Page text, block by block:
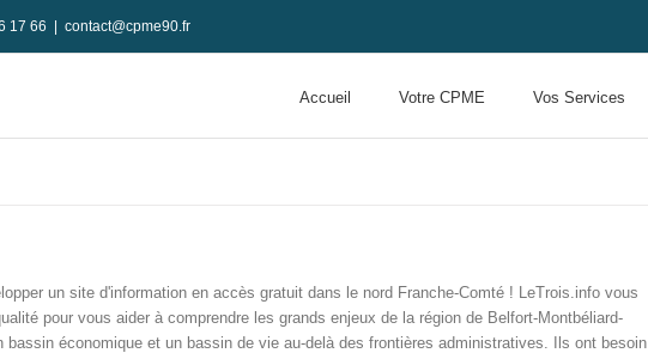
17 66 contact@cpme90.fr
Accueil Votre CPME Vos Services
un site d'information en accès gratuit dans le nord Franche-Comté ! LeTrois.info vous
pour vous aider à comprendre les grands enjeux de la région de Belfort-Montbéliard-
bassin économique et un bassin de vie au-delà des frontières administratives. Ils ont besoin